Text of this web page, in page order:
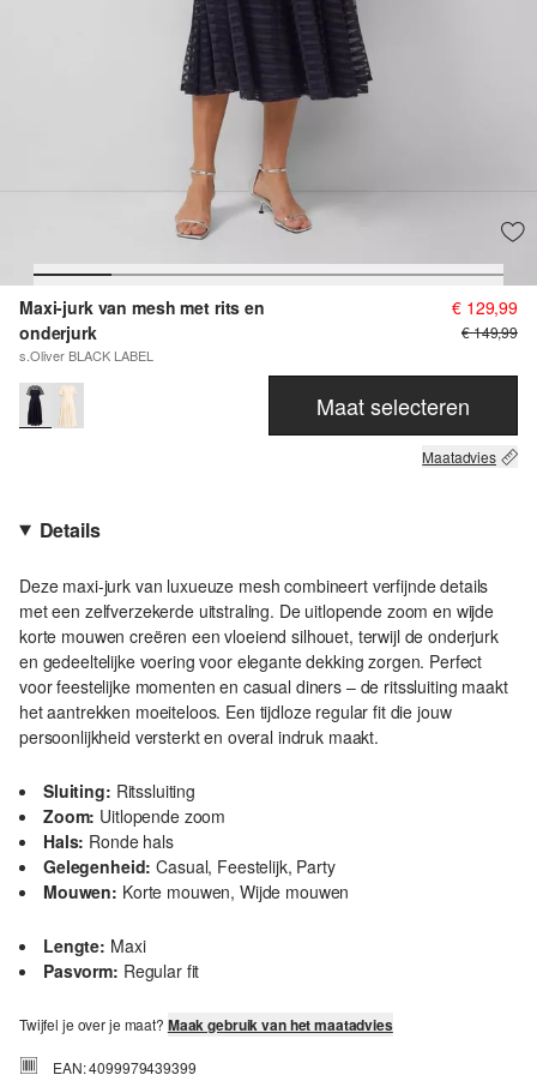
Maxi-jurk van mesh met rits en
onderjurk
s.Oliver BLACK LABEL
€ 129,99
€ 149,99
Maat selecteren
Maatadvies
Details
Deze maxi-jurk van luxueuze mesh combineert verfijnde details
met een zelfverzekerde uitstraling. De uitlopende zoom en wijde
korte mouwen creëren een vloeiend silhouet, terwijl de onderjurk
en gedeeltelijke voering voor elegante dekking zorgen. Perfect
voor feestelijke momenten en casual diners – de ritssluiting maakt
het aantrekken moeiteloos. Een tijdloze regular fit die jouw
persoonlijkheid versterkt en overal indruk maakt.
Sluiting: Ritssluiting
Zoom: Uitlopende zoom
Hals: Ronde hals
Gelegenheid: Casual, Feestelijk, Party
Mouwen: Korte mouwen, Wijde mouwen
Lengte: Maxi
Pasvorm: Regular fit
Twijfel je over je maat? Maak gebruik van het maatadvies
EAN: 4099979439399